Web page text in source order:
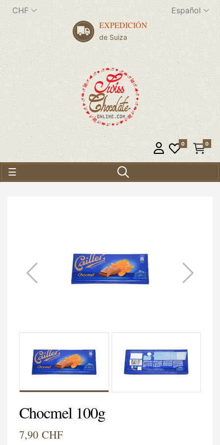
CHF Español
EXPEDICIÓN
de Suiza
0 0
Navegación de palanca
☰
Chocmel 100g
7,90 CHF